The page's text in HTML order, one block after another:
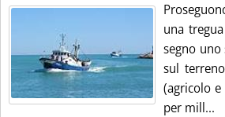
una
segno uno
sul
(agricolo
per mill...